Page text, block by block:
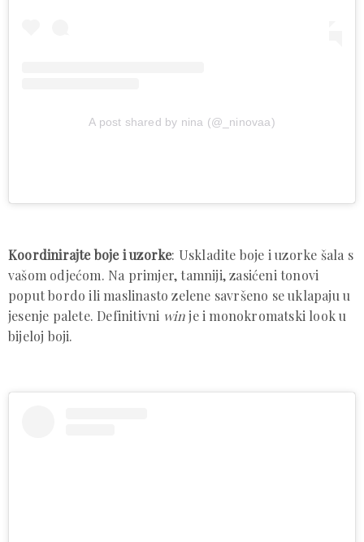
A post shared by nina (@_ninovaa)
Koordinirajte boje i uzorke: Uskladite boje i uzorke šala s
vašom odjećom. Na primjer, tamniji, zasićeni tonovi
poput bordo ili maslinasto zelene savršeno se uklapaju u
jesenje palete. Definitivni winje i monokromatski look u
bijeloj boji.